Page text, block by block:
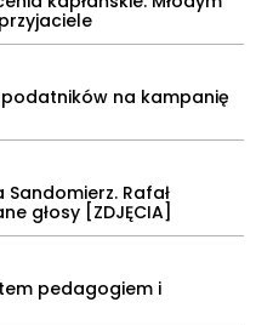
podatników na kampanię
Sandomierz. Rafał
głosy [ZDJĘCIA]
pedagogiem i